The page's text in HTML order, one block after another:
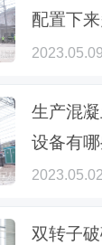
配置下
2023.05.09
生产混
设备有
的价格多
2023.05.02
双转子